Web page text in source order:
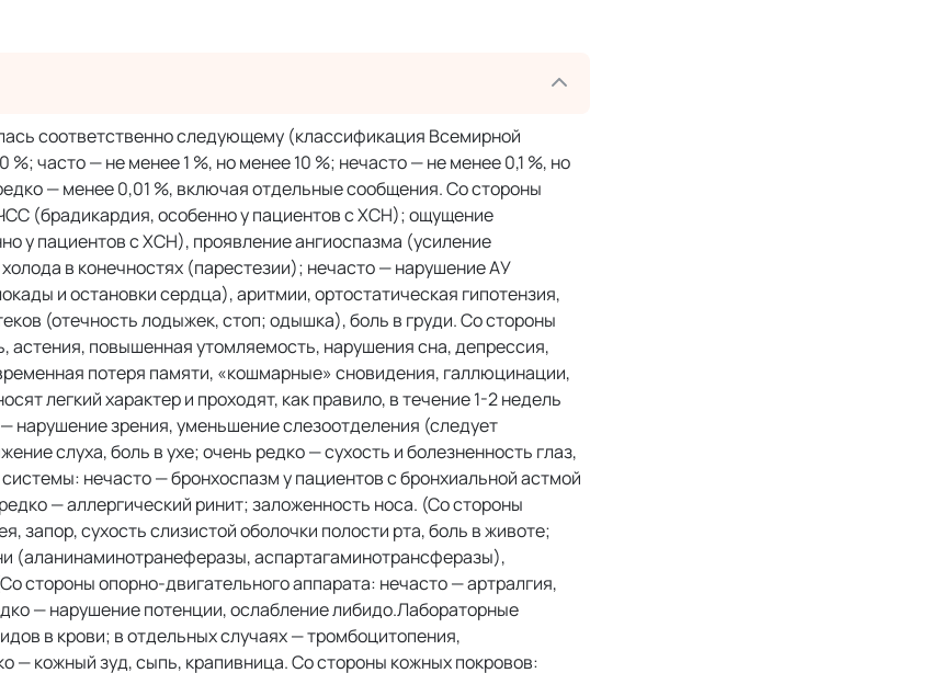
соответственно следующему (классификация Всемирной
часто — не менее 1 %, но менее 10 %; нечасто — не менее 0,1 %, но
— менее 0,01 %, включая отдельные сообщения. Со стороны
(брадикардия, особенно у пациентов с ХСН); ощущение
у пациентов с ХСН), проявление ангиоспазма (усиление
в конечностях (парестезии); нечасто — нарушение АУ
и остановки сердца), аритмии, ортостатическая гипотензия,
(отечность лодыжек, стоп; одышка), боль в груди. Со стороны
астения, повышенная утомляемость, нарушения сна, депрессия,
потеря памяти, «кошмарные» сновидения, галлюцинации,
легкий характер и проходят, как правило, в течение 1-2 недель
нарушение зрения, уменьшение слезоотделения (следует
слуха, боль в ухе; очень редко — сухость и болезненность глаз,
нечасто — бронхоспазм у пациентов с бронхиальной астмой
— аллергический ринит; заложенность носа. (Со стороны
запор, сухость слизистой оболочки полости рта, боль в животе;
(аланинаминотранеферазы, аспартагаминотрансферазы),
стороны опорно-двигательного аппарата: нечасто — артралгия,
— нарушение потенции, ослабление либидо.Лабораторные
в крови; в отдельных случаях — тромбоцитопения,
— кожный зуд, сыпь, крапивница. Со стороны кожных покровов: